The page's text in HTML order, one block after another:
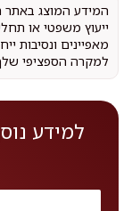
המידע המוצג באתר
ייעוץ משפטי או
מאפיינים ונסיבות
למקרה הספציפי
למידע